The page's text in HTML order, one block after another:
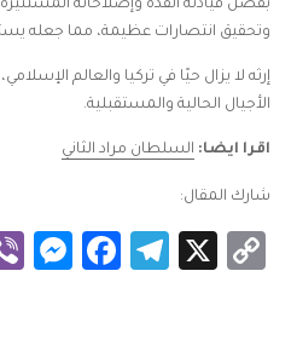
بفضل قيادته الفذة وإصلاحاته
وتحقيق انتصارات عظيمة، مما جعله
إرثه لا يزال حيًا في تركيا والعالم
الأجيال الحالية والمستقبلية.
اقرا ايضا: السلطان مراد الثاني
شارك المقال:
Copy
X